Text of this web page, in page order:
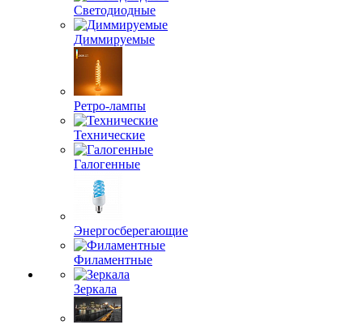
Светодиодные
Диммируемые
Ретро-лампы
Технические
Галогенные
Энергосберегающие
Филаментные
Зеркала